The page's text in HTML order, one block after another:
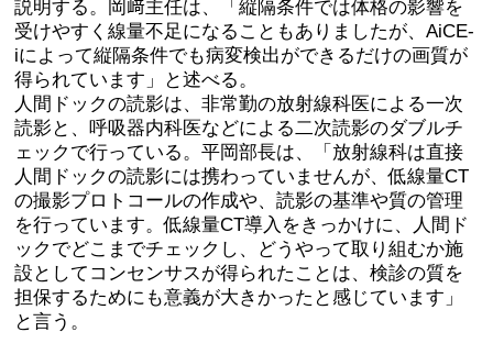
説明する。岡﨑主任は、「縦隔条件では体格の影響を
受けやすく線量不足になることもありましたが、AiCE-
iによって縦隔条件でも病変検出ができるだけの画質が
得られています」と述べる。
人間ドックの読影は、非常勤の放射線科医による一次
読影と、呼吸器内科医などによる二次読影のダブルチ
ェックで行っている。平岡部長は、「放射線科は直接
人間ドックの読影には携わっていませんが、低線量CT
の撮影プロトコールの作成や、読影の基準や質の管理
を行っています。低線量CT導入をきっかけに、人間ド
ックでどこまでチェックし、どうやって取り組むか施
設としてコンセンサスが得られたことは、検診の質を
担保するためにも意義が大きかったと感じています」
と言う。